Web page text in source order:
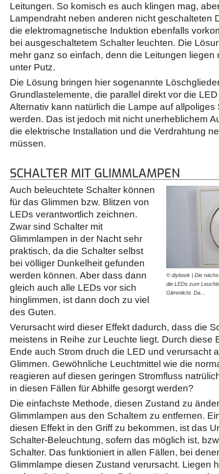
Leitungen. So komisch es auch klingen mag,
Lampendraht neben anderen nicht geschalteten
die elektromagnetische Induktion ebenfalls
bei ausgeschaltetem Schalter leuchten. Die
mehr ganz so einfach, denn die Leitungen liegen
unter Putz.
Die Lösung bringen hier sogenannte
Grundlastelemente, die parallel direkt vor die
Alternativ kann natürlich die Lampe auf
werden. Das ist jedoch mit nicht unerheblichem
die elektrische Installation und die Verdrahtung
müssen.
SCHALTER MIT GLIMMLAMPEN
© diybook | Die
die LEDs zum
Glimmlicht. Da…
Auch beleuchtete Schalter können
für das Glimmen bzw. Blitzen von
LEDs verantwortlich zeichnen.
Zwar sind Schalter mit
Glimmlampen in der Nacht sehr
praktisch, da die Schalter selbst
bei völliger Dunkelheit gefunden
werden können. Aber dass dann
gleich auch alle LEDs vor sich
hinglimmen, ist dann doch zu viel
des Guten.
Verursacht wird dieser Effekt dadurch, dass die
meistens in Reihe zur Leuchte liegt. Durch diese
Ende auch Strom druch die LED und verursacht
Glimmen. Gewöhnliche Leuchtmittel wie die
reagieren auf diesen geringen Stromfluss
in diesen Fällen für Abhilfe gesorgt werden?
Die einfachste Methode, diesen Zustand zu
Glimmlampen aus den Schaltern zu entfernen.
diesen Effekt in den Griff zu bekommen, ist das
Schalter-Beleuchtung, sofern das möglich ist,
Schalter. Das funktioniert in allen Fällen, bei
Glimmlampe diesen Zustand verursacht. Liegen